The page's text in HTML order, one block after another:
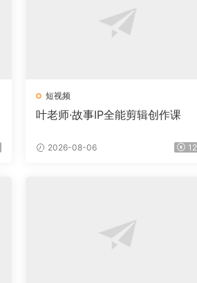
短视频
叶老师·故事IP全能剪辑创作课
2026-08-06 12